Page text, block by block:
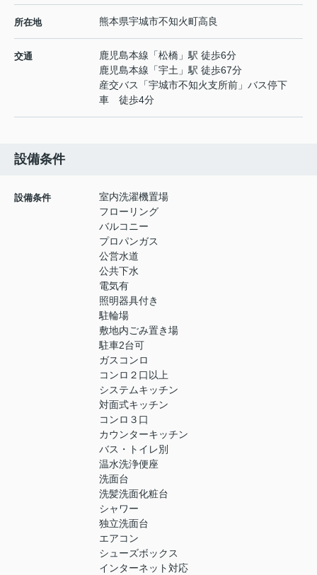
所在地 熊本県宇城市不知火町高良
交通 鹿児島本線 「松橋 」駅 徒歩6分
鹿児島本線 「宇土 」駅 徒歩67分
産交バス「宇城市不知火支所前」バス停下
車 徒歩4分
設備条件
設備条件
室内洗濯機置場
フローリング
バルコニー
プロパンガス
公営水道
公共下水
電気有
照明器具付き
駐輪場
敷地内ごみ置き場
駐車2台可
ガスコンロ
コンロ２口以上
システムキッチン
対面式キッチン
コンロ３口
カウンターキッチン
バス・トイレ別
温水洗浄便座
洗面台
洗髪洗面化粧台
シャワー
独立洗面台
エアコン
シューズボックス
インターネット対応